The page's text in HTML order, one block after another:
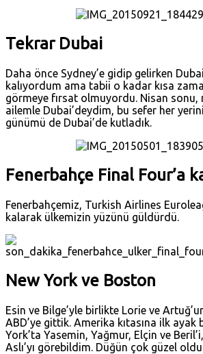
Tekrar Dubai
Daha önce Sydney’e gidip gelirken
kalıyordum ama tabii o kadar kısa
görmeye fırsat olmuyordu. Nisan sonu,
ailemle Dubai’deydim, bu sefer her
günümü de Dubai’de kutladık.
Fenerbahçe Final Four’a
Fenerbahçemiz, Turkish Airlines
kalarak ülkemizin yüzünü güldürdü.
New York ve Boston
Esin ve Bilge’yle birlikte Lorie ve
ABD’ye gittik. Amerika kıtasına ilk ayak
York’ta Yasemin, Yağmur, Elçin ve
Aslı’yı görebildim. Düğün çok güzel oldu.